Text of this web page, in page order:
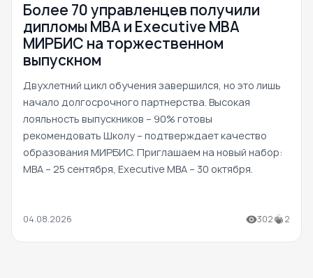
Более 70 управленцев получили
дипломы MBA и Executive MBA
МИРБИС на торжественном
выпускном
Двухлетний цикл обучения завершился, но это лишь
начало долгосрочного партнерства. Высокая
лояльность выпускников – 90% готовы
рекомендовать Школу – подтверждает качество
образования МИРБИС. Приглашаем на новый набор:
MBA – 25 сентября, Executive MBA – 30 октября.
04.08.2026 302 2